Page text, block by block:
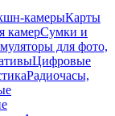
камерыКарты
камерСумки и
для фото,
Цифровые
Радиочасы,